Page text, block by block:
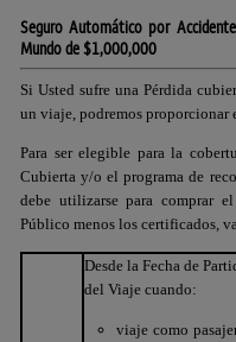
Seguro Automático por
Mundo de $1,000,000
Si Usted sufre una Pérdida
un viaje, podremos proporcionar
Para ser elegible para la
Cubierta y/o el programa de
debe utilizarse para comprar
Público menos los certificados,
Desde la Fecha de
del Viaje cuando:
viaje como